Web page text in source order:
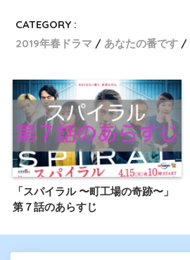
CATEGORY :
2019年春ドラマ
あなたの番です
「スパイラル 〜町工場の奇跡〜」
第７話のあらすじ